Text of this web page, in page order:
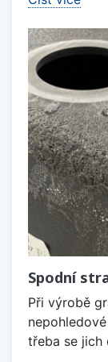
Spodní
Při výrobě
třeba se jich